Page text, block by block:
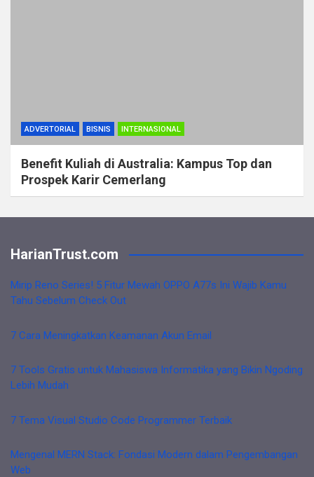
ADVERTORIAL BISNIS INTERNASIONAL
Benefit Kuliah di Australia: Kampus Top dan
Prospek Karir Cemerlang
HarianTrust.com
Mirip Reno Series! 5 Fitur Mewah OPPO A77s Ini Wajib Kamu
Tahu Sebelum Check Out
7 Cara Meningkatkan Keamanan Akun Email
7 Tools Gratis untuk Mahasiswa Informatika yang Bikin Ngoding
Lebih Mudah
7 Tema Visual Studio Code Programmer Terbaik
Mengenal MERN Stack: Fondasi Modern dalam Pengembangan
Web